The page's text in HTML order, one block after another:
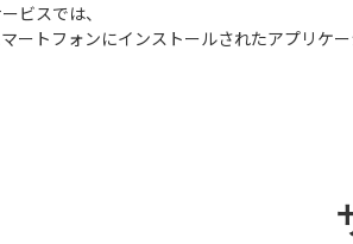
ビスでは、
ートフォンにインストールされたアプリケ